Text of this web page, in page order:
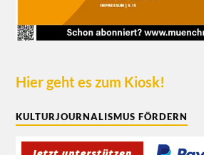
Hier geht es zum Kiosk!
KULTURJOURNALISMUS FÖRDERN